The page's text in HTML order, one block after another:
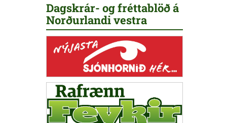
Dagskrár- og fréttablöð á
Norðurlandi vestra